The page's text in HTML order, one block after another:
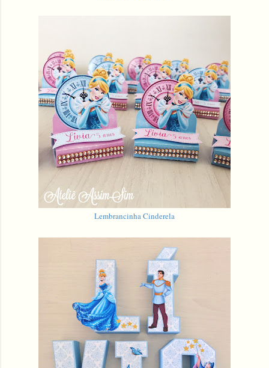
Lembrancinha Cinderela